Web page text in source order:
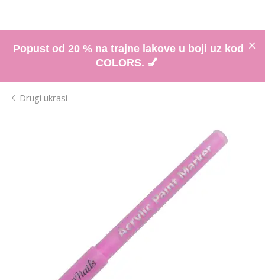
Popust od 20 % na trajne lakove u boji uz kod
COLORS. 💅
Drugi ukrasi